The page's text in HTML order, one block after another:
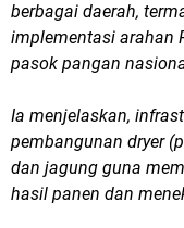
berbagai daerah,
implementasi arahan
pasok pangan
Ia menjelaskan,
pembangunan dryer
dan jagung guna
hasil panen dan